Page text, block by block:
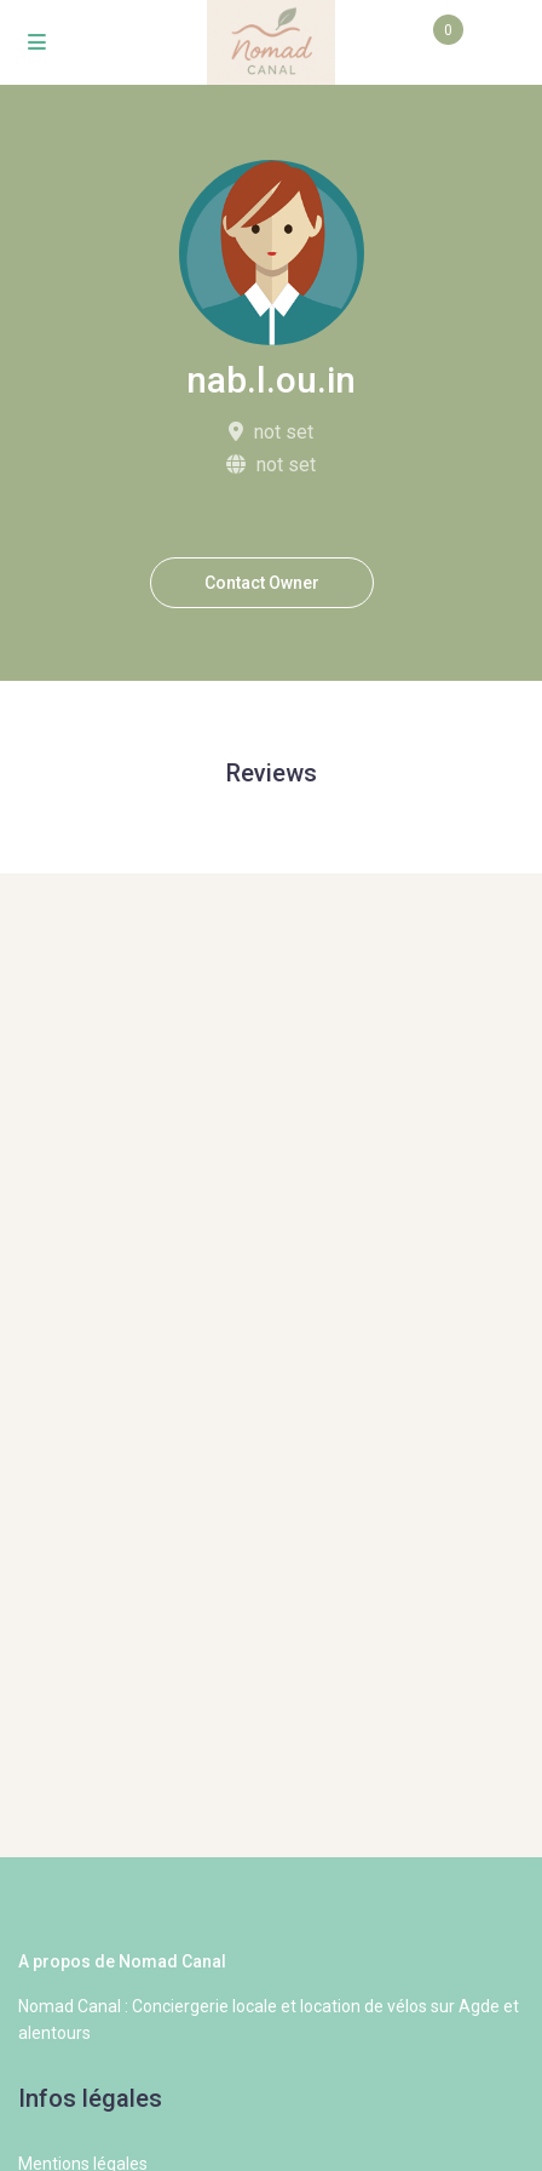
0
nab.l.ou.in
not set
not set
Contact Owner
Reviews
A propos de Nomad Canal
Nomad Canal : Conciergerie locale et location de vélos sur Agde et
alentours
Infos légales
Mentions légales